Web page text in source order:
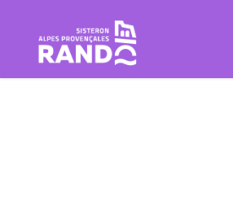
Escursione